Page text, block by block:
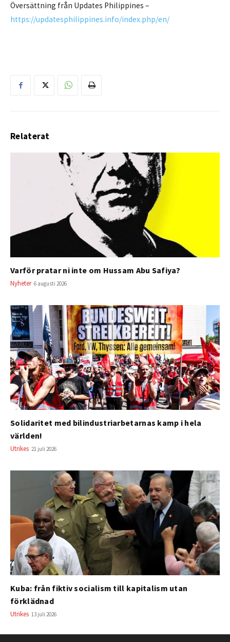
Översättning från Updates Philippines –
https://updatesphilippines.info/index.php/en/
Relaterat
Varför pratar ni inte om Hussam Abu Safiya?
Nyheter 6 augusti 2026
Solidaritet med bilindustriarbetarnas kamp i hela
världen!
Utrikes 21 juli 2026
Kuba: från fiktiv socialism till kapitalism utan
förklädnad
Utrikes 13 juli 2026